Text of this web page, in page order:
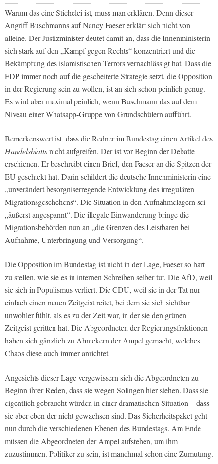
Warum das eine Stichelei ist, muss man erklären. Denn dieser
Angriff Buschmanns auf Nancy Faeser erklärt sich nicht von
alleine. Der Justizminister deutet damit an, dass die Innenministerin
sich stark auf den „Kampf gegen Rechts“ konzentriert und die
Bekämpfung des islamistischen Terrors vernachlässigt hat. Dass die
FDP immer noch auf die gescheiterte Strategie setzt, die Opposition
in der Regierung sein zu wollen, ist an sich schon peinlich genug.
Es wird aber maximal peinlich, wenn Buschmann das auf dem
Niveau einer Whatsapp-Gruppe von Grundschülern aufführt.
Bemerkenswert ist, dass die Redner im Bundestag einen Artikel des
Handelsblattsnicht aufgreifen. Der ist vor Beginn der Debatte
erschienen. Er beschreibt einen Brief, den Faeser an die Spitzen der
EU geschickt hat. Darin schildert die deutsche Innenministerin eine
„unverändert besorgniserregende Entwicklung des irregulären
Migrationsgeschehens“. Die Situation in den Aufnahmelagern sei
„äußerst angespannt“. Die illegale Einwanderung bringe die
Migrationsbehörden nun an „die Grenzen des Leistbaren bei
Aufnahme, Unterbringung und Versorgung“.
Die Opposition im Bundestag ist nicht in der Lage, Faeser so hart
zu stellen, wie sie es in internen Schreiben selber tut. Die AfD, weil
sie sich in Populismus verliert. Die CDU, weil sie in der Tat nur
einfach einen neuen Zeitgeist reitet, bei dem sie sich sichtbar
unwohler fühlt, als es zu der Zeit war, in der sie den grünen
Zeitgeist geritten hat. Die Abgeordneten der Regierungsfraktionen
haben sich gänzlich zu Abnickern der Ampel gemacht, welches
Chaos diese auch immer anrichtet.
Angesichts dieser Lage vergewissern sich die Abgeordneten zu
Beginn ihrer Reden, dass sie wegen Solingen hier stehen. Dass sie
eigentlich gebraucht würden in einer dramatischen Situation – dass
sie aber eben der nicht gewachsen sind. Das Sicherheitspaket geht
nun durch die verschiedenen Ebenen des Bundestags. Am Ende
müssen die Abgeordneten der Ampel aufstehen, um ihm
zuzustimmen. Politiker zu sein, ist manchmal schon eine Zumutung.